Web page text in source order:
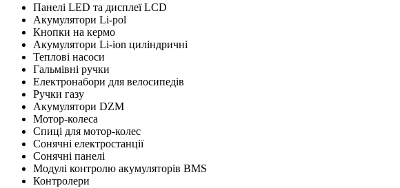
Панелі LED та дисплеї LCD
Акумулятори Li-pol
Кнопки на кермо
Акумулятори Li-ion циліндричні
Теплові насоси
Гальмівні ручки
Електронабори для велосипедів
Ручки газу
Акумулятори DZM
Мотор-колеса
Cпиці для мотор-колес
Сонячні електростанції
Сонячні панелі
Модулі контролю акумуляторів BMS
Контролери